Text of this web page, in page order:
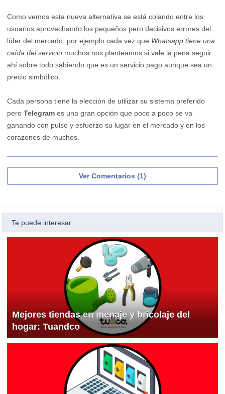
Como vemos esta nueva alternativa se está colando entre los
usuarios aprovechando los pequeños pero decisivos errores del
líder del mercado, por ejemplo cada vez que Whatsapp tiene una
caída del servicio muchos nos planteamos si vale la pena seguir
ahí sobre todo sabiendo que es un servicio pago aunque sea un
precio simbólico.
Cada persona tiene la elección de utilizar su sistema preferido
pero Telegram es una gran opción que poco a poco se va
ganando con pulso y esfuerzo su lugar en el mercado y en los
corazones de muchos.
Ver Comentarios (1)
Te puede interesar
Mejores tiendas en menaje y bricolaje del
hogar: Tuandco